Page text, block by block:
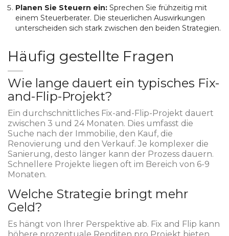
Planen Sie Steuern ein: Sprechen Sie frühzeitig mit
einem Steuerberater. Die steuerlichen Auswirkungen
unterscheiden sich stark zwischen den beiden Strategien.
Häufig gestellte Fragen
Wie lange dauert ein typisches Fix-
and-Flip-Projekt?
Ein durchschnittliches Fix-and-Flip-Projekt dauert
zwischen 3 und 24 Monaten. Dies umfasst die
Suche nach der Immobilie, den Kauf, die
Renovierung und den Verkauf. Je komplexer die
Sanierung, desto länger kann der Prozess dauern.
Schnellere Projekte liegen oft im Bereich von 6-9
Monaten.
Welche Strategie bringt mehr
Geld?
Es hängt von Ihrer Perspektive ab. Fix and Flip kann